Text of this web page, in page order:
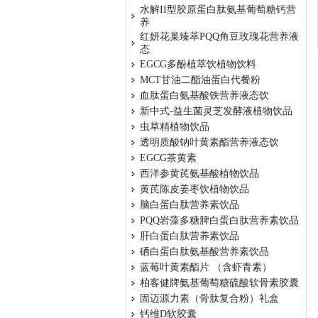
水解II型胶原蛋白肽氨基葡萄糖钙营
养
红妍花巢臻萃PQQ角豆玫瑰花营养液
态
EGCG多酚植萃饮植物饮料
MCT甘油二酯油蛋白代餐粉
血肽蛋白氨基酸铁营养液态饮
新中式-益生菌灵芝发酵液植物饮品
虫草精植物饮品
透明质酸钠叶黄素酯营养液态饮
EGCG茶黄素
西洋参黄芪氨基酸植物饮品
黄芪陈皮姜枣饮植物饮品
脑白蛋白肽营养素饮品
PQQ岩藻多糖脾白蛋白肽营养素饮品
肝白蛋白肽营养素饮品
硒白蛋白肽氨基酸营养素饮品
蓝莓叶黄素酯片 （含虾青素）
柏客健牌氨基葡萄糖硫酸软骨素胶囊
固迈源力素（骨肽复合粉）礼盒
钙维D软胶囊